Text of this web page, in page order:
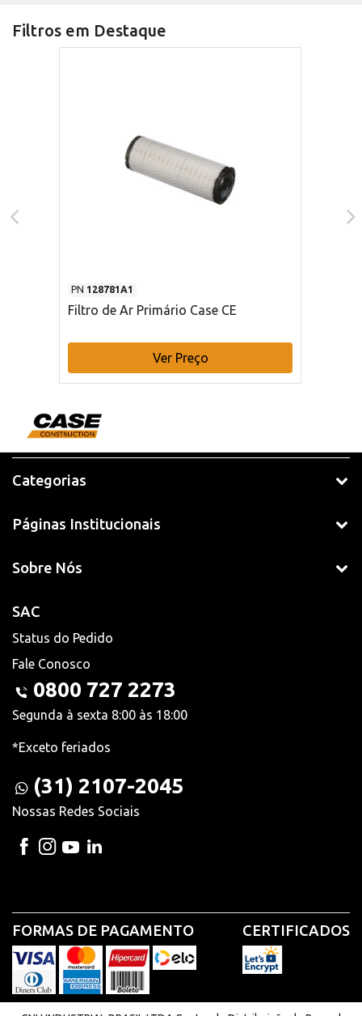
Filtros em Destaque
PN 128781A1
Filtro de Ar Primário Case CE
Ver Preço
Categorias
Páginas Institucionais
Sobre Nós
SAC
Status do Pedido
Fale Conosco
0800 727 2273
Segunda à sexta 8:00 às 18:00
*Exceto feriados
(31) 2107-2045
Nossas Redes Sociais
FORMAS DE PAGAMENTO CERTIFICADOS